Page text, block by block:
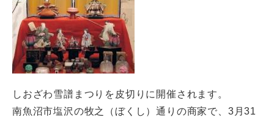
しおざわ雪譜まつりを皮切りに開催されます。
南魚沼市塩沢の牧之（ぼくし）通りの商家で、3月31